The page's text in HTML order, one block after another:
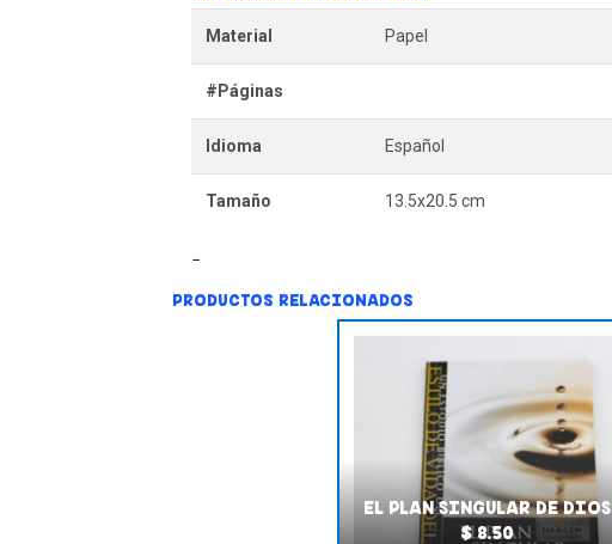
Material Papel
#Páginas
Idioma Español
Tamaño 13.5x20.5 cm
PRODUCTOS RELACIONADOS
EL PLAN SINGULAR DE DIOS
$ 8.50